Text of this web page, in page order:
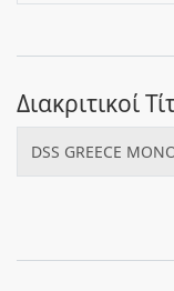
Διακριτικοί
DSS GREECE